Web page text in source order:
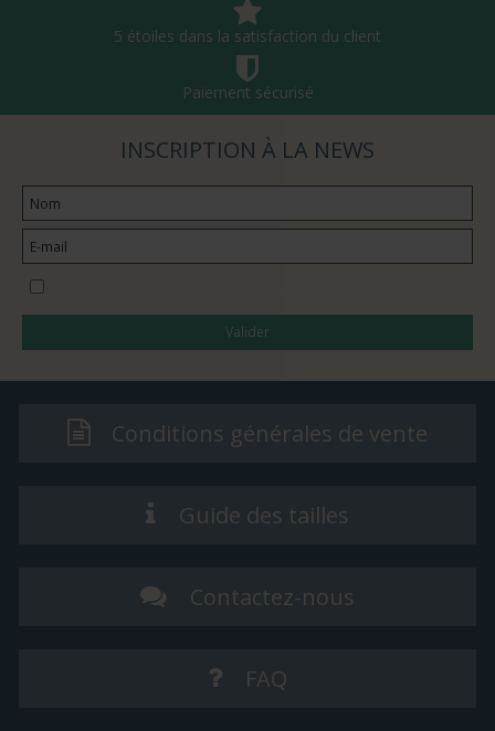
5 étoiles dans la satisfaction du client
Paiement sécurisé
INSCRIPTION À LA NEWS
Valider
Conditions générales de vente
Guide des tailles
Contactez-nous
FAQ